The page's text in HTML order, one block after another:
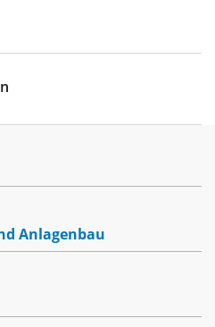
Anlagenbau